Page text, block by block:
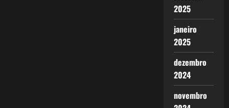
2025
janeiro
2025
dezembro
2024
novembro